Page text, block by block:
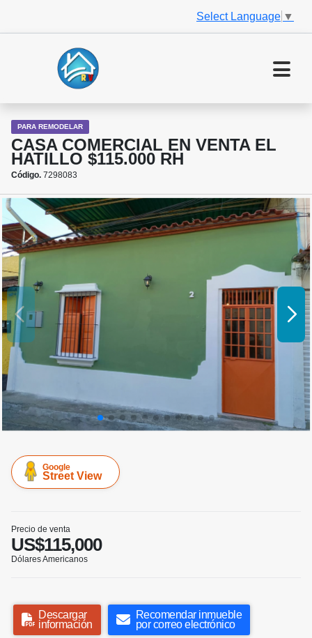
Select Language ▼
PARA REMODELAR
CASA COMERCIAL EN VENTA EL
HATILLO $115.000 RH
Código. 7298083
Google
Street View
Precio de venta
US$115,000
Dólares Americanos
Descargar
información
Recomendar inmueble
por correo electrónico